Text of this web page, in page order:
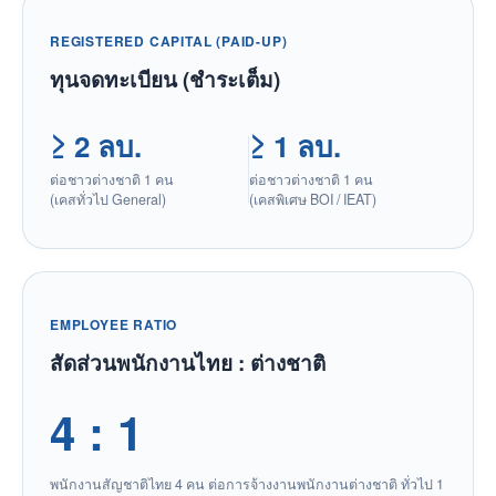
REGISTERED CAPITAL (PAID-UP)
ทุนจดทะเบียน (ชำระเต็ม)
≥ 2 ลบ.
ต่อชาวต่างชาติ 1 คน
(เคสทั่วไป General)
≥ 1 ลบ.
ต่อชาวต่างชาติ 1 คน
(เคสพิเศษ BOI / IEAT)
EMPLOYEE RATIO
สัดส่วนพนักงานไทย : ต่างชาติ
4 : 1
พนักงานสัญชาติไทย 4 คน ต่อการจ้างงานพนักงานต่างชาติ ทั่วไป 1